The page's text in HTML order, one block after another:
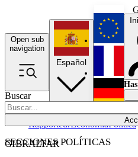
Open sub
navigation
Buscar
SECCIONES POLÍTICAS
RapporteurEconomíaPolítica
Español
GIBRALTAR